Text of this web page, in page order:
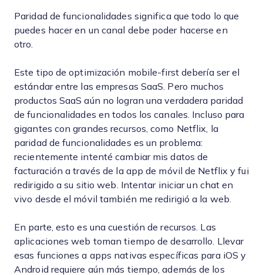
Paridad de funcionalidades significa que todo lo que
puedes hacer en un canal debe poder hacerse en
otro.
Este tipo de optimización mobile-first debería ser el
estándar entre las empresas SaaS. Pero muchos
productos SaaS aún no logran una verdadera paridad
de funcionalidades en todos los canales. Incluso para
gigantes con grandes recursos, como Netflix, la
paridad de funcionalidades es un problema:
recientemente intenté cambiar mis datos de
facturación a través de la app de móvil de Netflix y fui
redirigido a su sitio web. Intentar iniciar un chat en
vivo desde el móvil también me redirigió a la web.
En parte, esto es una cuestión de recursos. Las
aplicaciones web toman tiempo de desarrollo. Llevar
esas funciones a apps nativas específicas para iOS y
Android requiere aún más tiempo, además de los